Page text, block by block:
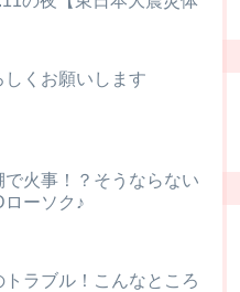
しくお願いします
で火事！？そうならない
ローソク♪
トラブル！こんなところ